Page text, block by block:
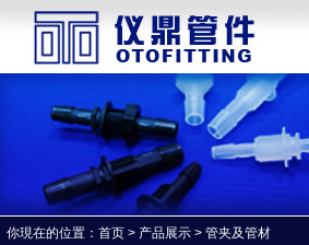
你現在的位置： 首页 > 产品展示 > 管夹及管材